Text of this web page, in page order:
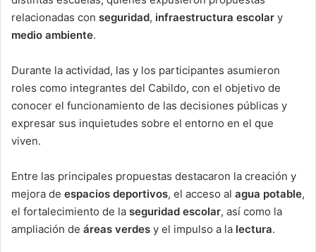
relacionadas con seguridad, infraestructura escolar y
medio ambiente.
Durante la actividad, las y los participantes asumieron
roles como integrantes del Cabildo, con el objetivo de
conocer el funcionamiento de las decisiones públicas y
expresar sus inquietudes sobre el entorno en el que
viven.
Entre las principales propuestas destacaron la creación y
mejora de espacios deportivos, el acceso al agua potable,
el fortalecimiento de la seguridad escolar, así como la
ampliación de áreas verdes y el impulso a la lectura.